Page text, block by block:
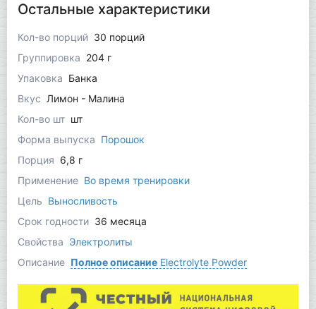
Остальные характеристики
Кол-во порций 30 порций
Группировка 204 г
Упаковка Банка
Вкус Лимон - Малина
Кол-во шт шт
Форма выпуска Порошок
Порция 6,8 г
Применение Во время тренировки
Цель Выносливость
Срок годности 36 месяца
Свойства Электролиты
Описание Полное описаниеElectrolyte Powder